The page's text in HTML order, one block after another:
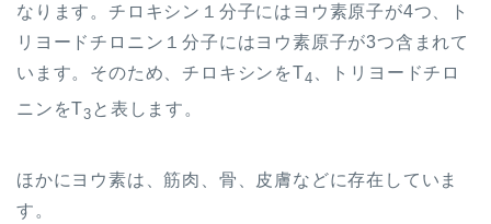
なります。チロキシン１分子にはヨウ素原子が4つ、ト
リヨードチロニン１分子にはヨウ素原子が3つ含まれて
います。そのため、チロキシンをT4
、トリヨードチロ
ニンをT3 と表します。
ほかにヨウ素は、筋肉、骨、皮膚などに存在していま
す。